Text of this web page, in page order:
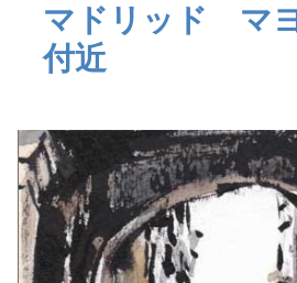
マドリッド マ
付近